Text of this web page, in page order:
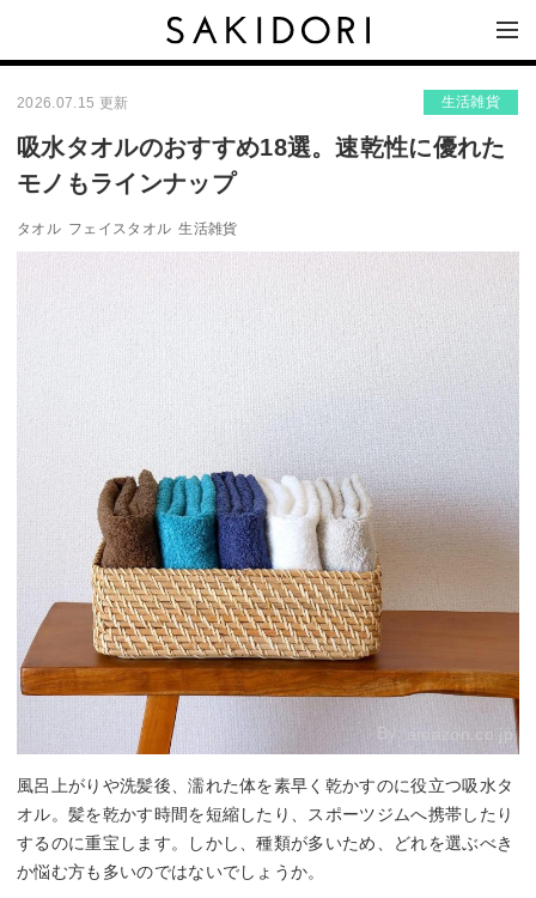
2026.07.15 更新 生活雑貨
吸水タオルのおすすめ18選。速乾性に優れた
モノもラインナップ
タオル フェイスタオル 生活雑貨
By: amazon.co.jp
風呂上がりや洗髪後、濡れた体を素早く乾かすのに役立つ吸水タ
オル。髪を乾かす時間を短縮したり、スポーツジムへ携帯したり
するのに重宝します。しかし、種類が多いため、どれを選ぶべき
か悩む方も多いのではないでしょうか。